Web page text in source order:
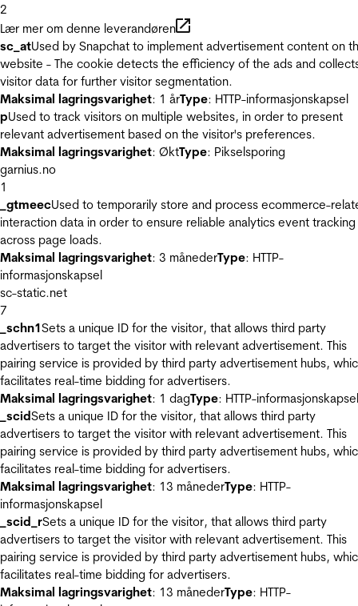
2
Lær mer om denne leverandøren
sc_atUsed by Snapchat to implement advertisement content on
website - The cookie detects the efficiency of the ads and
visitor data for further visitor segmentation.
Maksimal lagringsvarighet: 1 årType: HTTP-informasjonskapsel
pUsed to track visitors on multiple websites, in order to present
relevant advertisement based on the visitor's preferences.
Maksimal lagringsvarighet: ØktType: Pikselsporing
garnius.no
1
_gtmeecUsed to temporarily store and process ecommerce-
interaction data in order to ensure reliable analytics event tracking
across page loads.
Maksimal lagringsvarighet: 3 månederType: HTTP-
informasjonskapsel
sc-static.net
7
_schn1Sets a unique ID for the visitor, that allows third party
advertisers to target the visitor with relevant advertisement. This
pairing service is provided by third party advertisement hubs,
facilitates real-time bidding for advertisers.
Maksimal lagringsvarighet: 1 dagType: HTTP-informasjonskapsel
_scidSets a unique ID for the visitor, that allows third party
advertisers to target the visitor with relevant advertisement. This
pairing service is provided by third party advertisement hubs,
facilitates real-time bidding for advertisers.
Maksimal lagringsvarighet: 13 månederType: HTTP-
informasjonskapsel
_scid_rSets a unique ID for the visitor, that allows third party
advertisers to target the visitor with relevant advertisement. This
pairing service is provided by third party advertisement hubs,
facilitates real-time bidding for advertisers.
Maksimal lagringsvarighet: 13 månederType: HTTP-